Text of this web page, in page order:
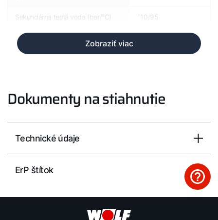
Sekundárna teplá voda (bar/°C) `10/95
Zobraziť viac
Dokumenty na stiahnutie
Technické údaje
ErP štítok